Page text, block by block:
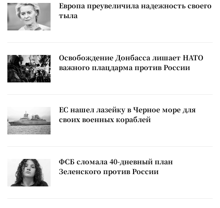
Европа преувеличила надежность своего
тыла
Освобождение Донбасса лишает НАТО
важного плацдарма против России
ЕС нашел лазейку в Черное море для
своих военных кораблей
ФСБ сломала 40-дневный план
Зеленского против России